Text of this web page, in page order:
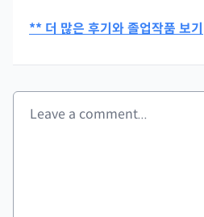
** 더 많은 후기와 졸업작품 보기